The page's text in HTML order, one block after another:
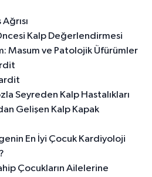
Kalp Değerlendirmesi
Masum ve Patolojik Üfürümler
Seyreden Kalp Hastalıkları
Gelişen Kalp Kapak
En İyi Çocuk Kardiyoloji
Çocukların Ailelerine